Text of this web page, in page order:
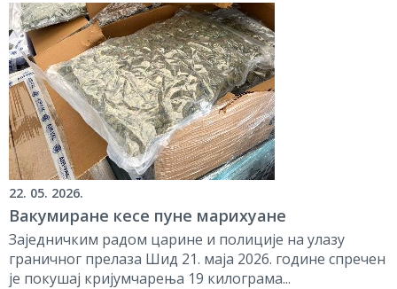
22. 05. 2026.
Вакумиране кесе пуне марихуане
Заједничким радом царине и полиције на улазу
граничног прелаза Шид 21. маја 2026. године спречен
је покушај кријумчарења 19 килограма...